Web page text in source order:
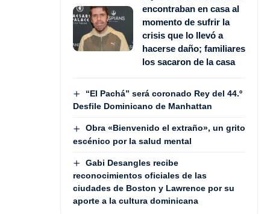
encontraban en casa al
momento de sufrir la
crisis que lo llevó a
hacerse daño; familiares
los sacaron de la casa
“El Pachá” será coronado Rey del 44.º
Desfile Dominicano de Manhattan
Obra «Bienvenido el extraño», un grito
escénico por la salud mental
Gabi Desangles recibe
reconocimientos oficiales de las
ciudades de Boston y Lawrence por su
aporte a la cultura dominicana